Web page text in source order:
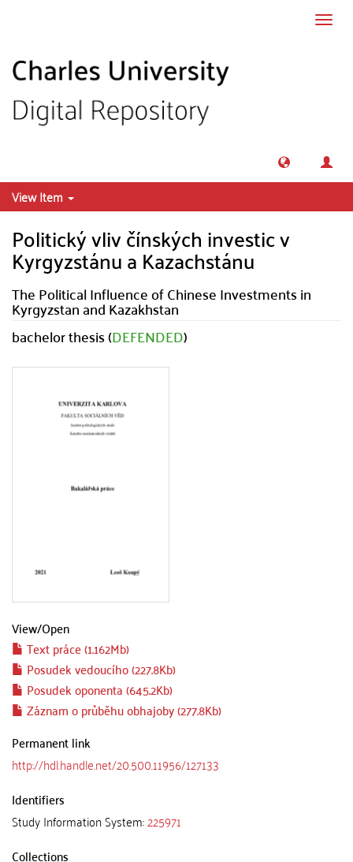
View Item
Politický vliv čínských investic v
Kyrgyzstánu a Kazachstánu
The Political Influence of Chinese Investments in
Kyrgyzstan and Kazakhstan
bachelor thesis (DEFENDED)
View/Open
Text práce (1.162Mb)
Posudek vedoucího (227.8Kb)
Posudek oponenta (645.2Kb)
Záznam o průběhu obhajoby (277.8Kb)
Permanent link
http://hdl.handle.net/20.500.11956/127133
Identifiers
Study Information System:225971
Collections